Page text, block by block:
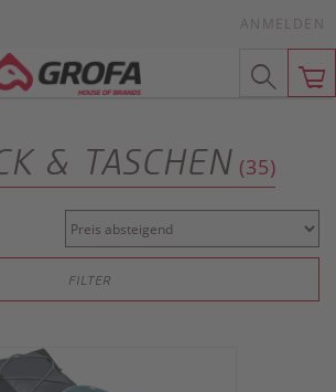
ANMELDEN
& TASCHEN (35)
FILTER